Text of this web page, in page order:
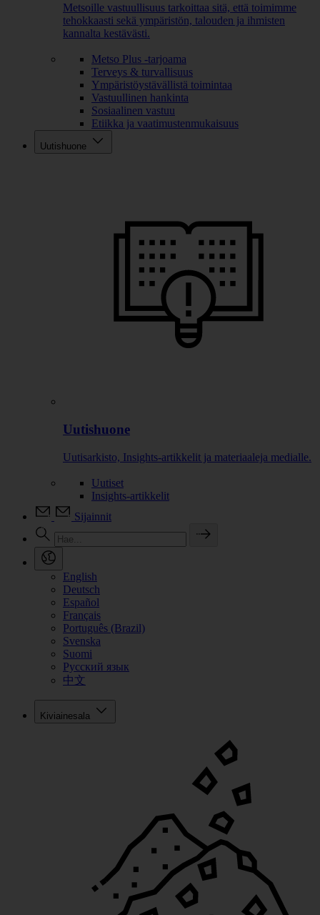
Metsoille vastuullisuus tarkoittaa sitä, että toimimme
tehokkaasti sekä ympäristön, talouden ja ihmisten
kannalta kestävästi.
Metso Plus -tarjoama
Terveys & turvallisuus
Ympäristöystävällistä toimintaa
Vastuullinen hankinta
Sosiaalinen vastuu
Etiikka ja vaatimustenmukaisuus
Uutishuone
Uutishuone
Uutisarkisto, Insights-artikkelit ja materiaaleja medialle.
Uutiset
Insights-artikkelit
Sijainnit
English
Deutsch
Español
Français
Português (Brazil)
Svenska
Suomi
Русский язык
中文
Kiviainesala